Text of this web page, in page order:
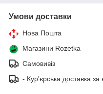
Умови доставки
Нова Пошта
Магазини Rozetka
Самовивіз
- Кур'єрська доставка